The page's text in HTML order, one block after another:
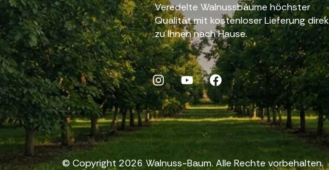
Veredelte Walnussbäume höchster
Qualität mit kostenloser Lieferung
zu Ihnen nach Hause.
© Copyright 2026 Walnuss-Baum. Alle Rechte vorbehalten.